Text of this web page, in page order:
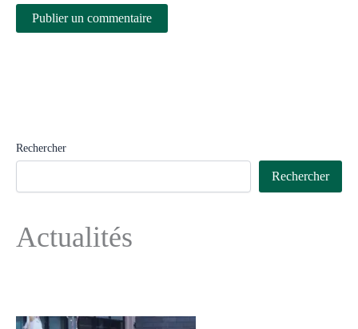
Rechercher
Rechercher
Actualités